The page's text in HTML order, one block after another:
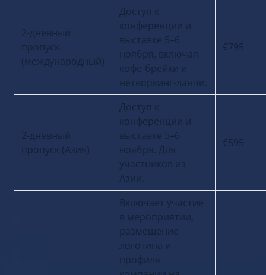
2-дневный
пропуск
Доступ к
конференции и
выставке 5–6
ноября, включая
кофе-брейки и
нетворкинг-ланчи.
2-дневный
Доступ к
конференции и
выставке 5–6
ноября. Для
участников из
Азии.
Включает участие
в мероприятии,
размещение
логотипа и
профиля